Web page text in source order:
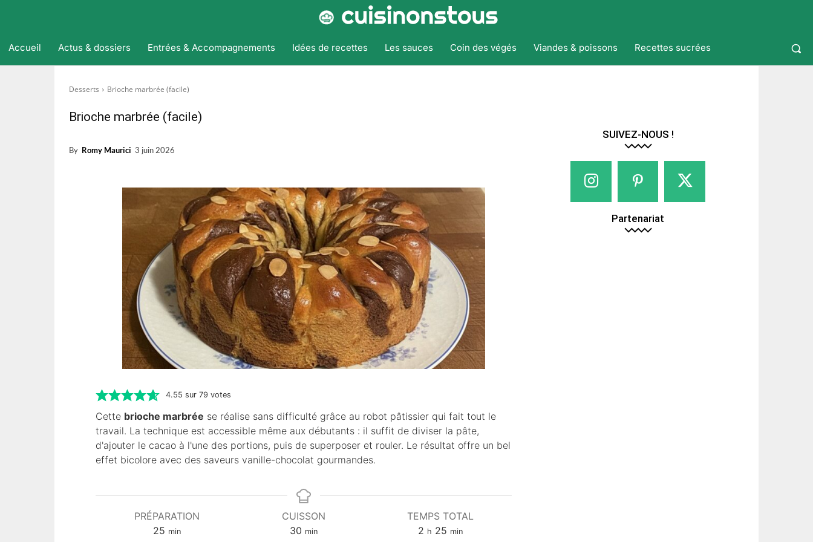
Accueil Actus & dossiers Entrées & Accompagnements Idées de recettes Les sauces Coin des végés Viandes & poissons Recettes sucrées
Desserts Brioche marbrée (facile)
Brioche marbrée (facile)
By Romy Maurici 3 juin 2026
4.55 sur 79 votes
Cette brioche marbrée se réalise sans difficulté grâce au robot pâtissier qui fait tout le
travail. La technique est accessible même aux débutants : il suffit de diviser la pâte,
d'ajouter le cacao à l'une des portions, puis de superposer et rouler. Le résultat offre un bel
effet bicolore avec des saveurs vanille-chocolat gourmandes.
PRÉPARATION
25 m
min
CUISSON
30 m
min
TEMPS TOTAL
2 hh 25 m
min
SUIVEZ-NOUS !
Partenariat